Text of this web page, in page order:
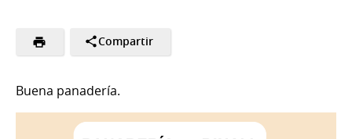
Compartir
Buena panadería.